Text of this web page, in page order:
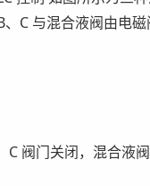
C 与混合液阀由电
阀门关闭，混合液